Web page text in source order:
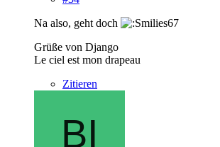
Na also, geht doch
Grüße von Django
Le ciel est mon drapeau
Zitieren